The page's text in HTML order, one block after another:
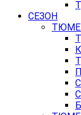
СЕЗОН